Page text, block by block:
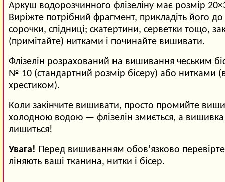
Аркуш водорозчинного флізеліну має розмір
Виріжте потрібний фрагмент, прикладіть його до
сорочки, спідниці; скатертини, серветки тощо,
(примітайте) нитками і починайте вишивати.
Флізелін розрахований на вишивання чеським
№ 10 (стандартний розмір бісеру) або нитками
хрестиком).
Коли закінчите вишивати, просто промийте
холодною водою — флізелін змиється, а вишивка
лишиться!
Увага! Перед вишиванням обов’язково
ліняють ваші тканина, нитки і бісер.